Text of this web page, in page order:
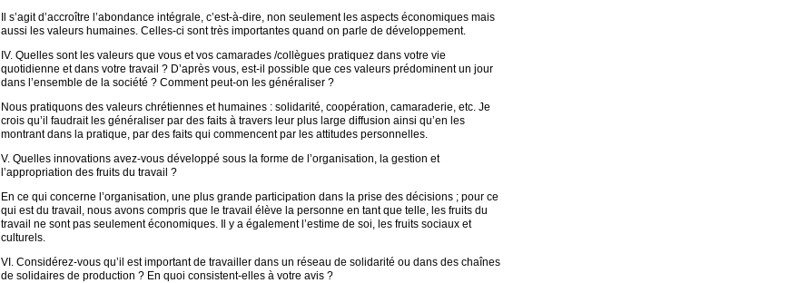
Il s’agit d’accroître l’abondance intégrale, c’est-à-dire, non seulement les aspects économiques mais
aussi les valeurs humaines. Celles-ci sont très importantes quand on parle de développement.
IV. Quelles sont les valeurs que vous et vos camarades /collègues pratiquez dans votre vie
quotidienne et dans votre travail ? D’après vous, est-il possible que ces valeurs prédominent un jour
dans l’ensemble de la société ? Comment peut-on les généraliser ?
Nous pratiquons des valeurs chrétiennes et humaines : solidarité, coopération, camaraderie, etc. Je
crois qu’il faudrait les généraliser par des faits à travers leur plus large diffusion ainsi qu’en les
montrant dans la pratique, par des faits qui commencent par les attitudes personnelles.
V. Quelles innovations avez-vous développé sous la forme de l’organisation, la gestion et
l’appropriation des fruits du travail ?
En ce qui concerne l’organisation, une plus grande participation dans la prise des décisions ; pour ce
qui est du travail, nous avons compris que le travail élève la personne en tant que telle, les fruits du
travail ne sont pas seulement économiques. Il y a également l’estime de soi, les fruits sociaux et
culturels.
VI. Considérez-vous qu’il est important de travailler dans un réseau de solidarité ou dans des chaînes
de solidaires de production ? En quoi consistent-elles à votre avis ?